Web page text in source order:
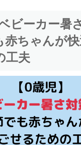
ビーカー暑
赤ちゃんが
工夫